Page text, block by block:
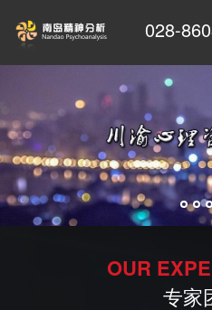
028-
OUR
专家